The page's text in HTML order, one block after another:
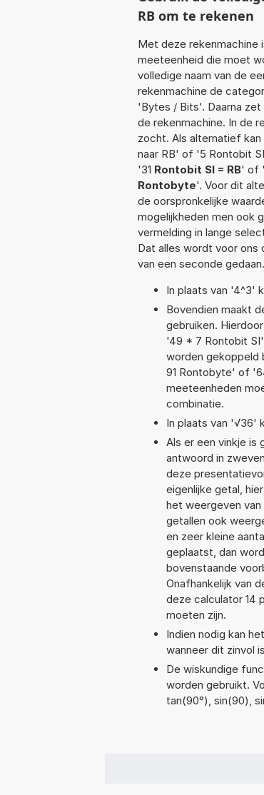
RB om te rekenen
Met deze rekenmachine
meeteenheid die moet
volledige naam van de
rekenmachine de
'Bytes / Bits'. Daarna zet
de rekenmachine. In de
zocht. Als alternatief
naar RB' of '5 Rontobit
'31 Rontobit SI = RB' of
Rontobyte'. Voor dit
de oorspronkelijke
mogelijkheden men ook
vermelding in lange
Dat alles wordt voor ons
van een seconde gedaan.
In plaats van '4^3'
Bovendien maakt
gebruiken.
'49 * 7 Rontobit
worden gekoppeld
91 Rontobyte' of
meeteenheden
combinatie.
In plaats van '√36'
Als er een vinkje
antwoord in
deze
eigenlijke getal,
het weergeven
getallen ook
en zeer kleine
geplaatst, dan
bovenstaande
Onafhankelijk van
deze calculator 14
moeten zijn.
Indien nodig kan
wanneer dit zinvol
De wiskundige
worden gebruikt.
tan(90°), sin(90),